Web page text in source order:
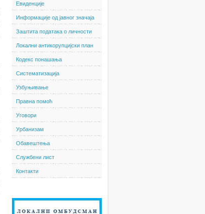
Евиденције
Информације од јавног значаја
Заштита података о личности
Локални антикорупцијски план
Кодекс понашања
Систематизација
Узбуњивање
Правна помоћ
Уговори
Урбанизам
Обавештења
Службени лист
Контакти